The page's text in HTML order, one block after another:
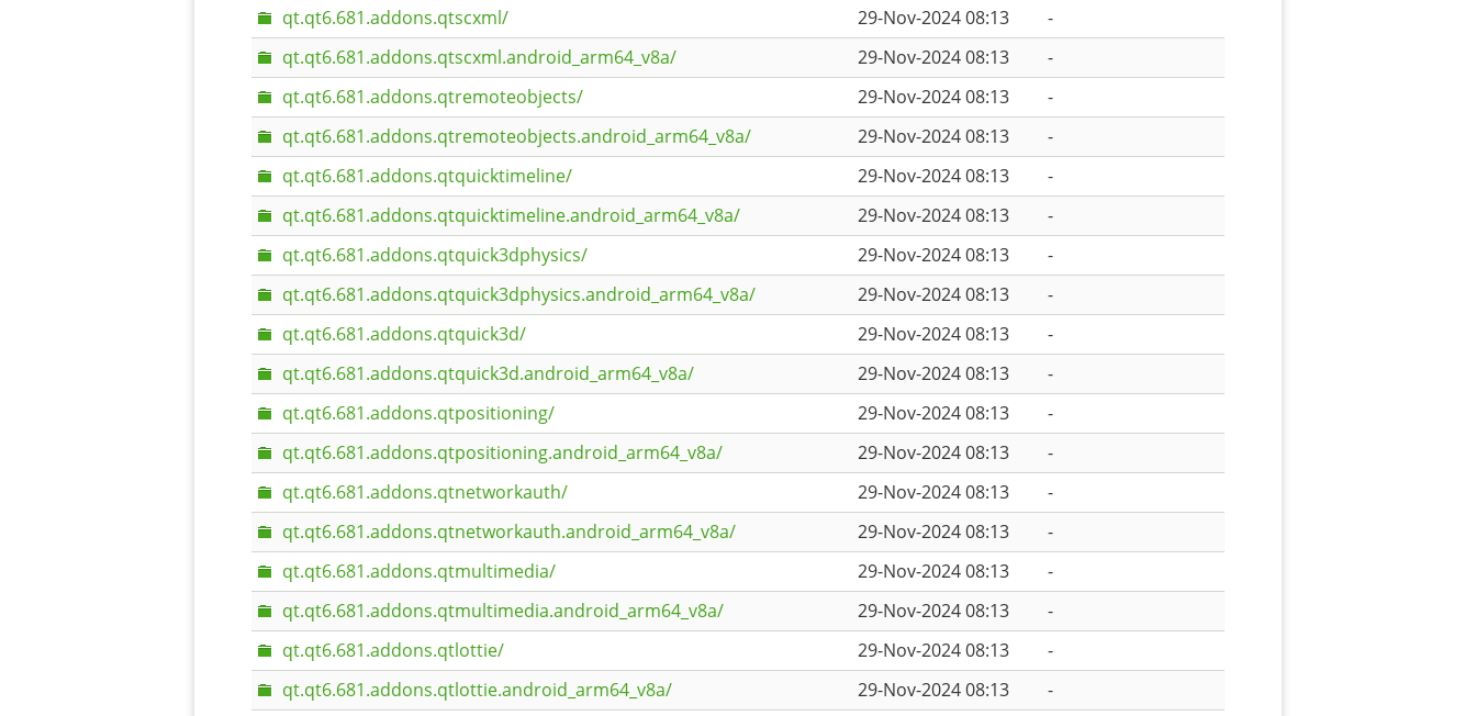
qt.qt6.681.addons.qtscxml/
29-Nov-2024 08:13
-
qt.qt6.681.addons.qtscxml.android_arm64_v8a/
29-Nov-2024 08:13
-
qt.qt6.681.addons.qtremoteobjects/
29-Nov-2024 08:13
-
qt.qt6.681.addons.qtremoteobjects.android_arm64_v8a/
29-Nov-2024 08:13
-
qt.qt6.681.addons.qtquicktimeline/
29-Nov-2024 08:13
-
qt.qt6.681.addons.qtquicktimeline.android_arm64_v8a/
29-Nov-2024 08:13
-
qt.qt6.681.addons.qtquick3dphysics/
29-Nov-2024 08:13
-
qt.qt6.681.addons.qtquick3dphysics.android_arm64_v8a/
29-Nov-2024 08:13
-
qt.qt6.681.addons.qtquick3d/
29-Nov-2024 08:13
-
qt.qt6.681.addons.qtquick3d.android_arm64_v8a/
29-Nov-2024 08:13
-
qt.qt6.681.addons.qtpositioning/
29-Nov-2024 08:13
-
qt.qt6.681.addons.qtpositioning.android_arm64_v8a/
29-Nov-2024 08:13
-
qt.qt6.681.addons.qtnetworkauth/
29-Nov-2024 08:13
-
qt.qt6.681.addons.qtnetworkauth.android_arm64_v8a/
29-Nov-2024 08:13
-
qt.qt6.681.addons.qtmultimedia/
29-Nov-2024 08:13
-
qt.qt6.681.addons.qtmultimedia.android_arm64_v8a/
29-Nov-2024 08:13
-
qt.qt6.681.addons.qtlottie/
29-Nov-2024 08:13
-
qt.qt6.681.addons.qtlottie.android_arm64_v8a/
29-Nov-2024 08:13
-